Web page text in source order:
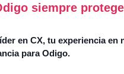
siempre
en CX, tu experiencia en
para Odigo.